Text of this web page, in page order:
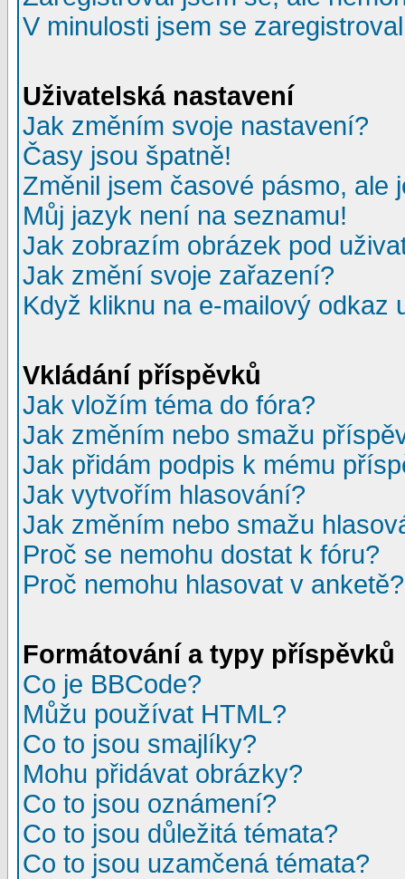
V minulosti jsem se
Uživatelská nastavení
Jak změním svoje nastavení?
Časy jsou špatně!
Změnil jsem časové pásmo, ale
Můj jazyk není na seznamu!
Jak zobrazím obrázek pod
Jak změní svoje zařazení?
Když kliknu na e-mailový odkaz
Vkládání příspěvků
Jak vložím téma do fóra?
Jak změním nebo smažu
Jak přidám podpis k mému
Jak vytvořím hlasování?
Jak změním nebo smažu
Proč se nemohu dostat k fóru?
Proč nemohu hlasovat v anketě?
Formátování a typy příspěvků
Co je BBCode?
Můžu používat HTML?
Co to jsou smajlíky?
Mohu přidávat obrázky?
Co to jsou oznámení?
Co to jsou důležitá témata?
Co to jsou uzamčená témata?